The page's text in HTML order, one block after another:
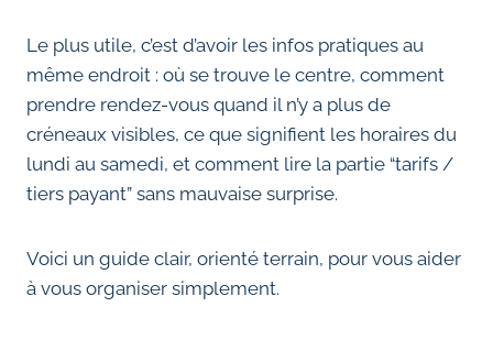
Le plus utile, c’est d’avoir les infos pratiques au
même endroit : où se trouve le centre, comment
prendre rendez-vous quand il n’y a plus de
créneaux visibles, ce que signifient les horaires du
lundi au samedi, et comment lire la partie “tarifs /
tiers payant” sans mauvaise surprise.
Voici un guide clair, orienté terrain, pour vous aider
à vous organiser simplement.